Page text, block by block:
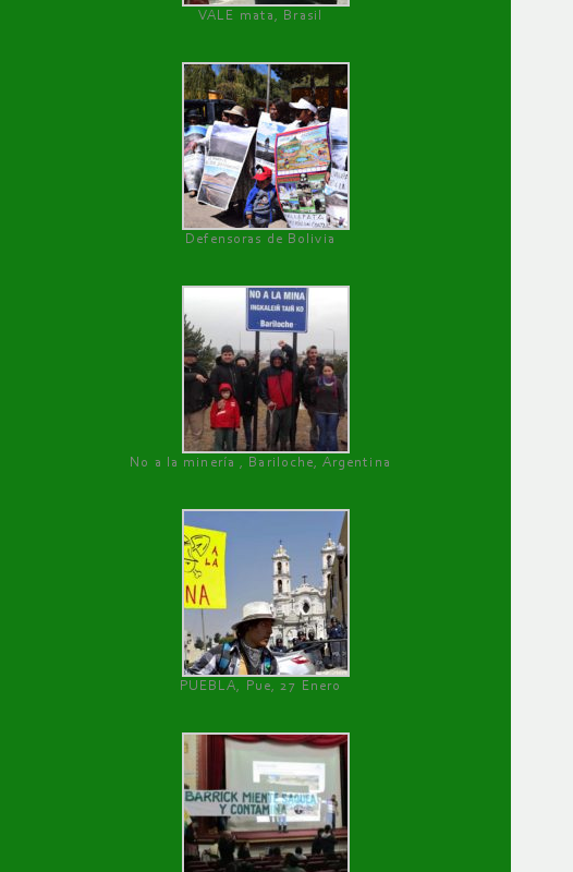
VALE mata, Brasil
Defensoras de Bolivia
No a la minería , Bariloche, Argentina
PUEBLA, Pue, 27 Enero